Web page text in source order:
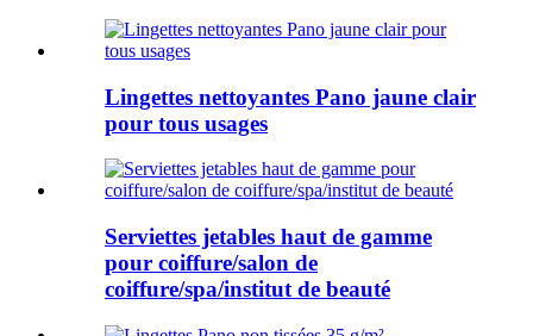
Lingettes nettoyantes Pano jaune clair
pour tous usages
Serviettes jetables haut de gamme
pour coiffure/salon de
coiffure/spa/institut de beauté